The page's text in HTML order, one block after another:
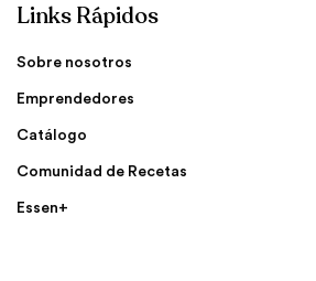
Links Rápidos
Sobre nosotros
Emprendedores
Catálogo
Comunidad de Recetas
Essen+